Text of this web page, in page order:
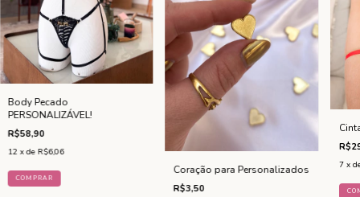
Body Pecado
PERSONALIZÁVEL!
R$58,90
12 x de R$6,06
COMPRAR
Coração para Personalizados
R$3,50
7 x